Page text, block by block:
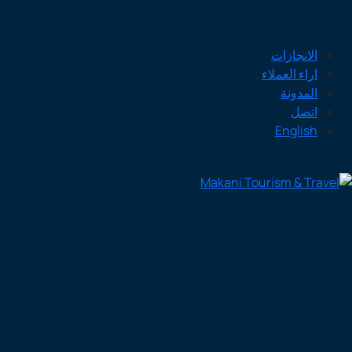
الانجازات
اراء العملاء
المدونة
اتصل
English